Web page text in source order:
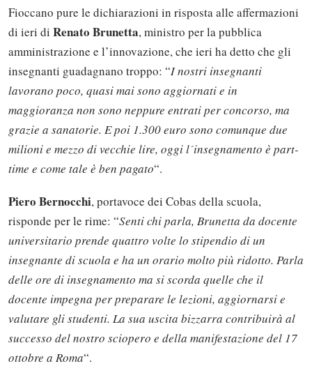
Fioccano pure le dichiarazioni in risposta alle affermazioni
di ieri di Renato Brunetta, ministro per la pubblica
amministrazione e l’innovazione, che ieri ha detto che gli
insegnanti guadagnano troppo: “I nostri insegnanti
lavorano poco, quasi mai sono aggiornati e in
maggioranza non sono neppure entrati per concorso, ma
grazie a sanatorie. E poi 1.300 euro sono comunque due
milioni e mezzo di vecchie lire, oggi l´insegnamento è part-
time e come tale è ben pagato“.
Piero Bernocchi, portavoce dei Cobas della scuola,
risponde per le rime: “Senti chi parla, Brunetta da docente
universitario prende quattro volte lo stipendio di un
insegnante di scuola e ha un orario molto più ridotto. Parla
delle ore di insegnamento ma si scorda quelle che il
docente impegna per preparare le lezioni, aggiornarsi e
valutare gli studenti. La sua uscita bizzarra contribuirà al
successo del nostro sciopero e della manifestazione del 17
ottobre a Roma“.